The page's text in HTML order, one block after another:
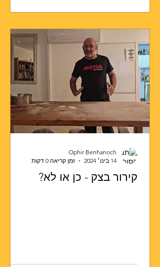
קירור בצק - כן או לא?
Ophir Benhanoch
14 בינו׳ 2024
זמן קריאה 0 דקות